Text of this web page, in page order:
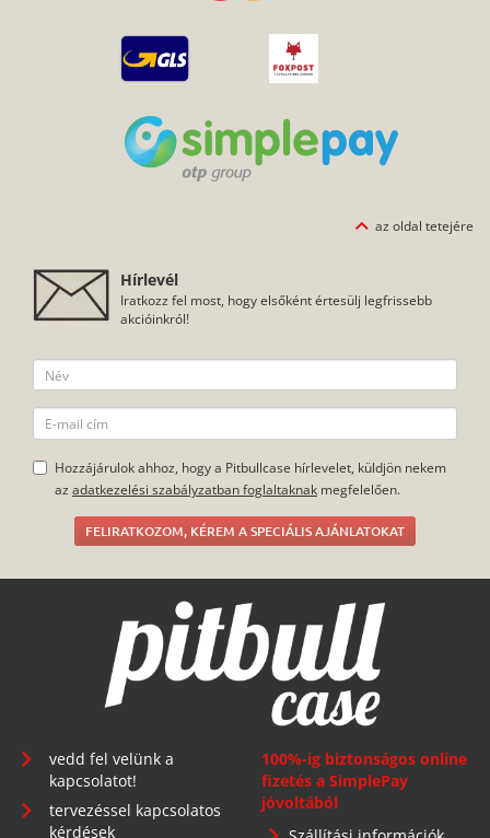
az oldal tetejére
Hírlevél
Iratkozz fel most, hogy elsőként értesülj legfrissebb
akcióinkról!
Hozzájárulok ahhoz, hogy a Pitbullcase hírlevelet, küldjön nekem
az adatkezelési szabályzatban foglaltaknak megfelelően.
FELIRATKOZOM, KÉREM A SPECIÁLIS AJÁNLATOKAT
vedd fel velünk a
kapcsolatot!
tervezéssel kapcsolatos
kérdések
100%-ig biztonságos online
fizetés a SimplePay
jóvoltából